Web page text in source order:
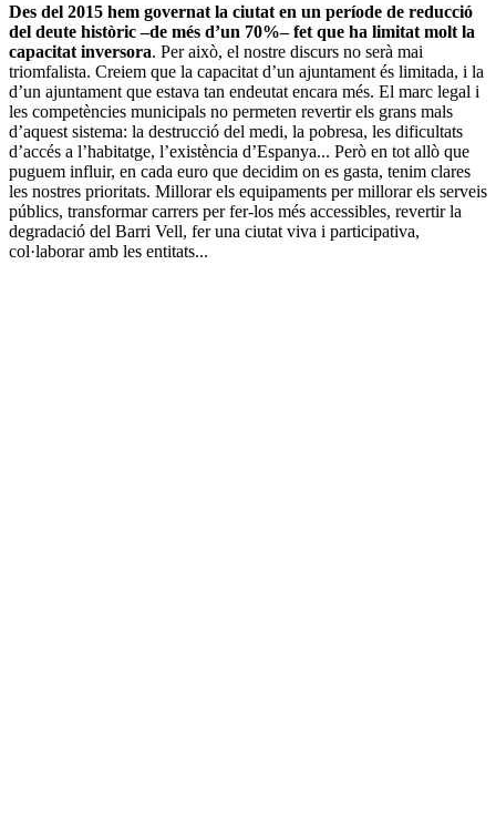
Des del 2015 hem governat la ciutat en un període de reducció
del deute històric –de més d’un 70%– fet que ha limitat molt la
capacitat inversora. Per això, el nostre discurs no serà mai
triomfalista. Creiem que la capacitat d’un ajuntament és limitada, i la
d’un ajuntament que estava tan endeutat encara més. El marc legal i
les competències municipals no permeten revertir els grans mals
d’aquest sistema: la destrucció del medi, la pobresa, les dificultats
d’accés a l’habitatge, l’existència d’Espanya... Però en tot allò que
puguem influir, en cada euro que decidim on es gasta, tenim clares
les nostres prioritats. Millorar els equipaments per millorar els serveis
públics, transformar carrers per fer-los més accessibles, revertir la
degradació del Barri Vell, fer una ciutat viva i participativa,
col·laborar amb les entitats...